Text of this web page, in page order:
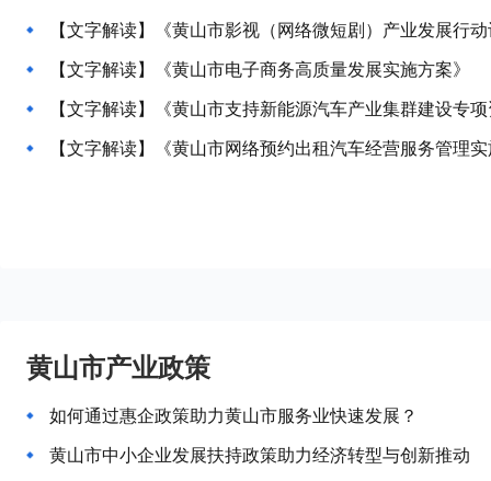
【文字解读】《黄山市影视（网络微短剧）产业发展行
【文字解读】《黄山市电子商务高质量发展实施方案》
【文字解读】《黄山市支持新能源汽车产业集群建设专
【文字解读】《黄山市网络预约出租汽车经营服务管理
黄山市产业政策
如何通过惠企政策助力黄山市服务业快速发展？
黄山市中小企业发展扶持政策助力经济转型与创新推动